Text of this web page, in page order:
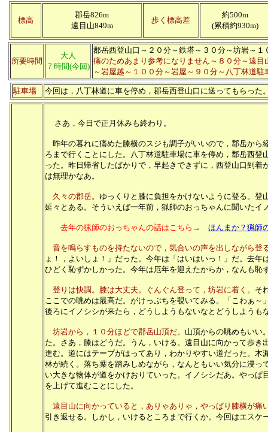
標高
郡岳826m
遠目山849m
歩く標高差
約500m
(累積約930m)
所要時間
大人
７時間(今回)
郡岳西登山口～２０分～鉄塔～３０分～坊岩～１
痛のためあまり参考になりません～８０分～遠
～岩屋越～１００分～岩屋～９０分～八丁林道駐
駐車場 今回は， 八丁林道に車を停め，郡岳西登山口に送ってもらった
さあ， 今日で正月休みも終わり。
昨年の暮れに痛めた膝横のスジも調子がいいので，郡岳から
ろまで行くことにした。八丁林道駐車場に車を停め，郡岳西登
った。昨日帰省したばかりで，早起きできずに，西登山口到着
は無理かなあ。
久々の郡岳。 ゆっくりと膝に負担をかけないように登る。登
延々とある。そういえば一年前，猟師のおっちゃんに聞いたイ
去年の猟師のおっちゃんの話はこちら→ ほんまか？猟師
音を鳴らすものを持たないので，気合いの声を出しながら登
ょ！，よいしょ！」だった。今年は「はいはいっ！」だ。去年
ひどく恥ずかしかった。今年は厄年を迎えたからか，なんも恥
登りは快調。膝は大丈夫。ぐんぐん登って，坊岩に着く。 そ
ここでの眺めは最高だ。がけっぷちを覗いてみる。「こわぁ～
後ろにイノシシが来たら，どうしようもないなとどうしようも
坊岩から，１０分ほどで郡岳山頂だ。 山頂からの眺めもいい
た。さあ，膝はどうだ。うん，いける。遠目山に向かって歩き
進む。道にはテープがはってあり，わかりやすい道だった。木
林が続く。落ち葉を踏みしめながら，なんともいい気分に浸っ
い大きな物体が道をかけおりていった。イノシシだあ。やっぱ
を上げて進むことにした。
遠目山に向かっていると，ありゃありゃ，やっぱり膝横が痛
引き返せる。しかし，いけるところまで行くか。今回はエスケ